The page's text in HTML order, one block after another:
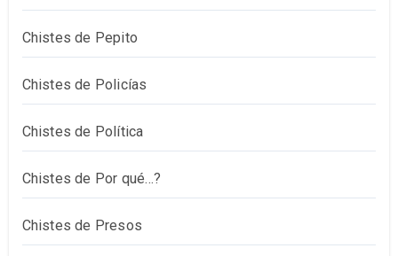
Chistes de Pepito
Chistes de Policías
Chistes de Política
Chistes de Por qué…?
Chistes de Presos